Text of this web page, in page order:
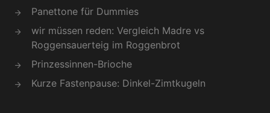
Panettone für Dummies
wir müssen reden: Vergleich Madre vs
Roggensauerteig im Roggenbrot
Prinzessinnen-Brioche
Kurze Fastenpause: Dinkel-Zimtkugeln